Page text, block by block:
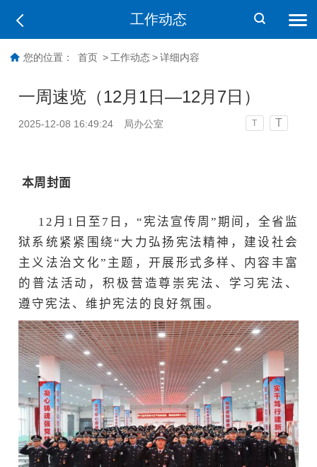
工作动态
您的位置： 首页 > 工作动态 > 详细内容
一周速览（12月1日—12月7日）
2025-12-08 16:49:24 局办公室 T T
本周封面
12月1日至7日，“宪法宣传周”期间，全省监
狱系统紧紧围绕“大力弘扬宪法精神，建设社会
主义法治文化”主题，开展形式多样、内容丰富
的普法活动，积极营造尊崇宪法、学习宪法、
遵守宪法、维护宪法的良好氛围。